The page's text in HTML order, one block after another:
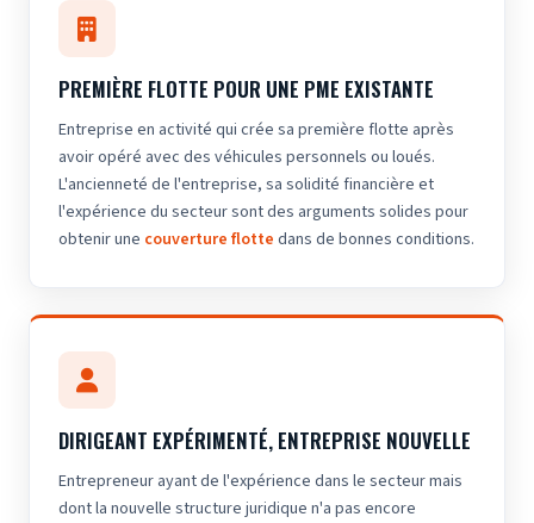
PREMIÈRE FLOTTE POUR UNE PME EXISTANTE
Entreprise en activité qui crée sa première flotte après
avoir opéré avec des véhicules personnels ou loués.
L'ancienneté de l'entreprise, sa solidité financière et
l'expérience du secteur sont des arguments solides pour
obtenir une couverture flotte dans de bonnes conditions.
DIRIGEANT EXPÉRIMENTÉ, ENTREPRISE NOUVELLE
Entrepreneur ayant de l'expérience dans le secteur mais
dont la nouvelle structure juridique n'a pas encore